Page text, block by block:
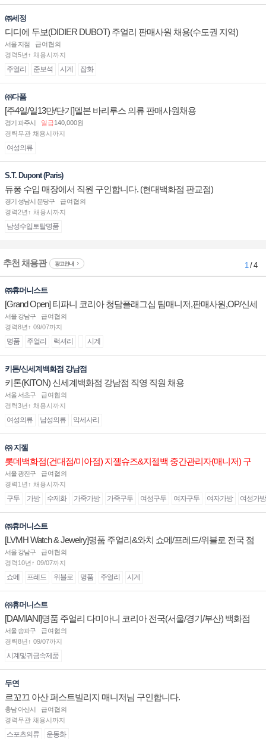
㈜세정
디디에 두보(DIDIER DUBOT) 주얼리 판매사원 채용(수도권 지역)
서울 지점
급여협의
경력5년↑ 채용시까지
주얼리 준보석 시계 잡화
㈜다폼
[주4일/일13만/단기]멜본 바리루스 의류 판매사원채용
경기 파주시 일급140,000원
경력무관 채용시까지
여성의류
S.T. Dupont (Paris)
듀퐁 수입 매장에서 직원 구인합니다. (현대백화점 판교점)
경기 성남시 분당구
급여협의
경력2년↑ 채용시까지
남성수입토탈명품
추천 채용관 광고안내 1/ 4
㈜휴머니스트
[Grand Open] 티파니 코리아 청담플래그십 팀매니저,판매사원,OP/신세
계대전 판매사원 채용
서울 강남구
급여협의
경력8년↑ 09/07까지
명품 주얼리 럭셔리 시계
키톤/신세계백화점 강남점
키톤(KITON) 신세계백화점 강남점 직영 직원 채용
서울 서초구
급여협의
경력3년↑ 채용시까지
여성의류 남성의류 악세사리
㈜ 지젤
롯데백화점(건대점/미아점) 지젤슈즈&지젤백 중간관리자(매니저) 구
인합니다
서울 광진구
급여협의
경력1년↑ 채용시까지
구두 가방 수제화 가죽가방 가죽구두 여성구두 여자구두 여자가방 여성가방
㈜휴머니스트
[LVMH Watch & Jewelry]명품 주얼리&와치 쇼메/프레드/위블로 전국 점
장/부점장/판매사원 채용
서울 강남구
급여협의
경력10년↑ 09/07까지
쇼메 프레드 위블로 명품 주얼리 시계
㈜휴머니스트
[DAMIANI]명품 주얼리 다미아니 코리아 전국(서울/경기/부산) 백화점
부점장/판매사원 채용
서울 송파구
급여협의
경력8년↑ 09/07까지
시계및귀금속제품
두연
르꼬끄 아산 퍼스트빌리지 매니저님 구인합니다.
충남 아산시
급여협의
경력무관 채용시까지
스포츠의류 운동화